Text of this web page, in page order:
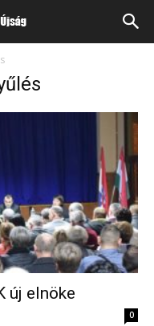
új elnöke
0